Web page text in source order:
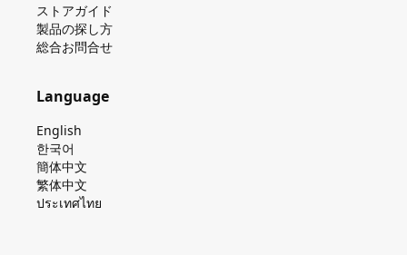
ストアガイド
製品の探し⽅
総合お問合せ
Language
English
한국어
簡体中文
繁体中文
ประเทศไทย